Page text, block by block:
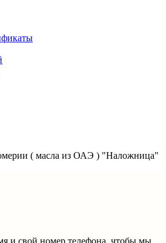
( масла из ОАЭ ) "Наложница"
и свой номер телефона, чтобы мы